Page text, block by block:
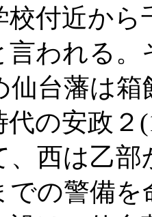
校付近か
言われる
仙台藩は
の安政２
、西は乙
での警備